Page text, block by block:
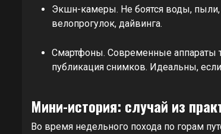
Экшн-камеры. Не боятся воды, пыли,
велопрогулок, дайвинга.
Смартфоны. Современные аппараты
публикация снимков. Идеальны,
Мини-история: случай из
Во время недельного похода по горам